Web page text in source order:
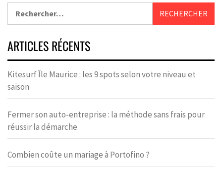
ARTICLES RÉCENTS
Kitesurf Île Maurice : les 9 spots selon votre niveau et
saison
Fermer son auto-entreprise : la méthode sans frais pour
réussir la démarche
Combien coûte un mariage à Portofino ?